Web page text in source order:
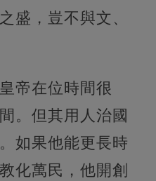
盛，豈不與文、
帝在位時間很
。但其用人治國
如果他能更長時
化萬民，他開創